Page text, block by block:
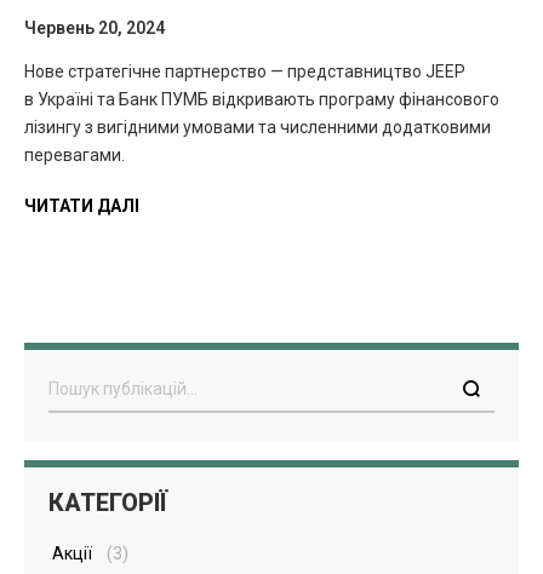
Червень 20, 2024
Нове стратегічне партнерство — представництво JEEP
в Україні та Банк ПУМБ відкривають програму фінансового
лізингу з вигідними умовами та численними додатковими
перевагами.
ЧИТАТИ ДАЛІ
Пошук
КАТЕГОРІЇ
Акції
(3)